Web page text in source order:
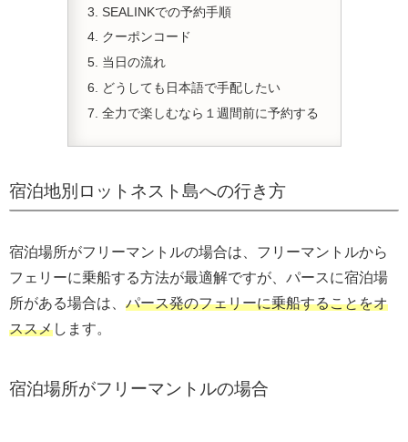
SEALINKでの予約手順
クーポンコード
当日の流れ
どうしても日本語で手配したい
全力で楽しむなら１週間前に予約する
宿泊地別ロットネスト島への行き方
宿泊場所がフリーマントルの場合は、フリーマントルから
フェリーに乗船する方法が最適解ですが、パースに宿泊場
所がある場合は、 パース発のフェリーに乗船することをオ
ススメします。
宿泊場所がフリーマントルの場合